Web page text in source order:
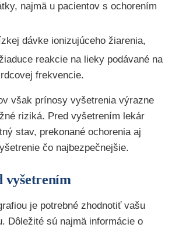
najmä u pacientov s ochorením
dávke ionizujúceho žiarenia,
reakcie na lieky podávané na
frekvencie.
však prínosy vyšetrenia výrazne
riziká. Pred vyšetrením lekár
stav, prekonané ochorenia aj
čo najbezpečnejšie.
vyšetrením
je potrebné zhodnotiť vašu
Dôležité sú najmä informácie o